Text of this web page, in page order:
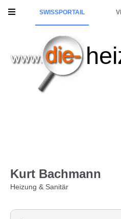
SWISSPORTAIL
Kurt Bachmann
Heizung & Sanitär